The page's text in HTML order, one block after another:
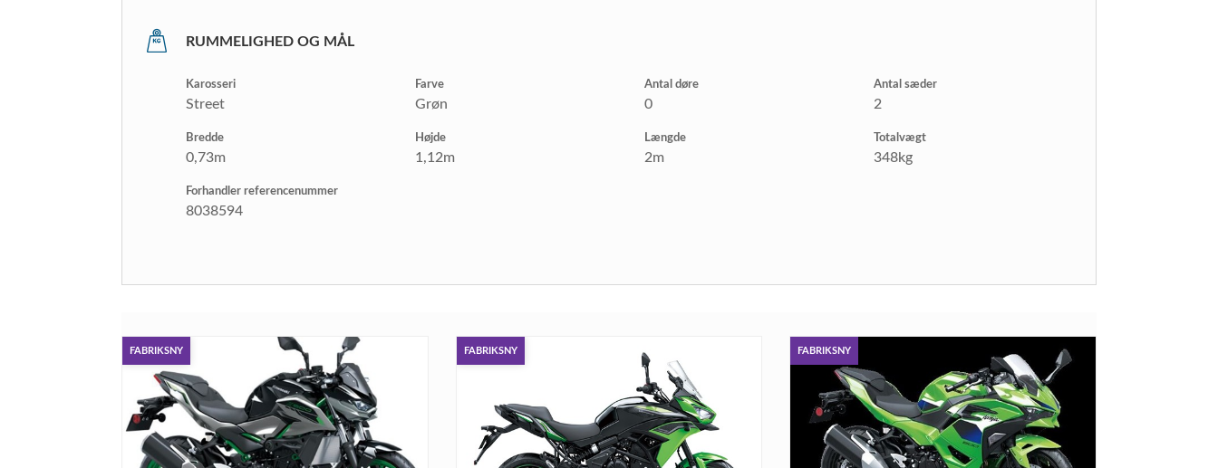
RUMMELIGHED OG MÅL
Karosseri
Street
Farve
Grøn
Antal døre
0
Antal sæder
2
Bredde
0,73m
Højde
1,12m
Længde
2m
Totalvægt
348kg
Forhandler referencenummer
8038594
FABRIKSNY FABRIKSNY FABRIKSNY